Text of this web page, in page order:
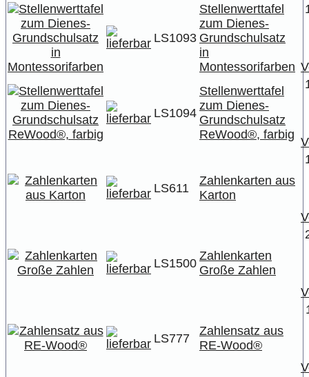
LS1093
Stellenwerttafel
zum Dienes-
Grundschulsatz
in
Montessorifarben
LS1094
Stellenwerttafel
zum Dienes-
Grundschulsatz
ReWood®, farbig
LS611
Zahlenkarten aus
Karton
LS1500
Zahlenkarten
Große Zahlen
LS777
Zahlensatz aus
RE-Wood®